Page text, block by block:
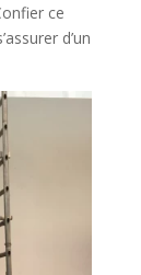
ce
d’un